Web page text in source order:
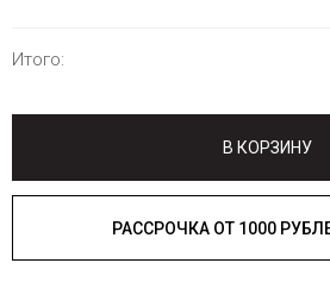
Итого:
В КОРЗИНУ